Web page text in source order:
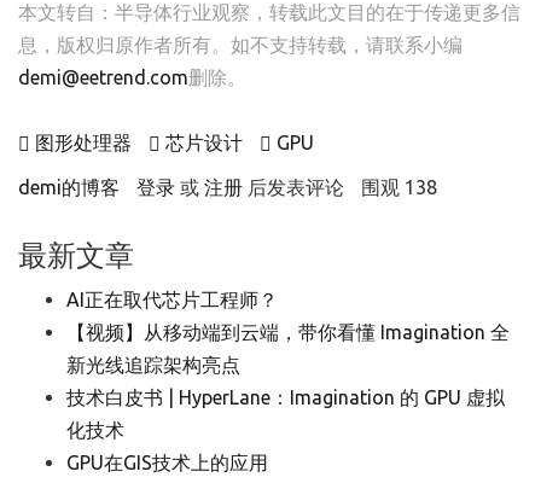
本文转自： 半导体行业观察 ，转载此文目的在于传递更多信
息，版权归原作者所有。如不支持转载，请联系小编
demi@eetrend.com删除。
图形处理器 芯片设计 GPU
demi的博客 登录 或 注册 后发表评论 围观 138
最新文章
AI正在取代芯片工程师？
【视频】从移动端到云端，带你看懂 Imagination 全
新光线追踪架构亮点
技术白皮书 | HyperLane：Imagination 的 GPU 虚拟
化技术
GPU在GIS技术上的应用